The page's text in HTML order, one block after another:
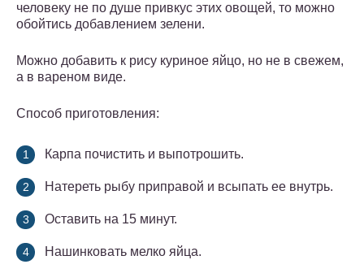
человеку не по душе привкус этих овощей, то можно
обойтись добавлением зелени.
Можно добавить к рису куриное яйцо, но не в свежем,
а в вареном виде.
Способ приготовления:
Карпа почистить и выпотрошить.
Натереть рыбу приправой и всыпать ее внутрь.
Оставить на 15 минут.
Нашинковать мелко яйца.